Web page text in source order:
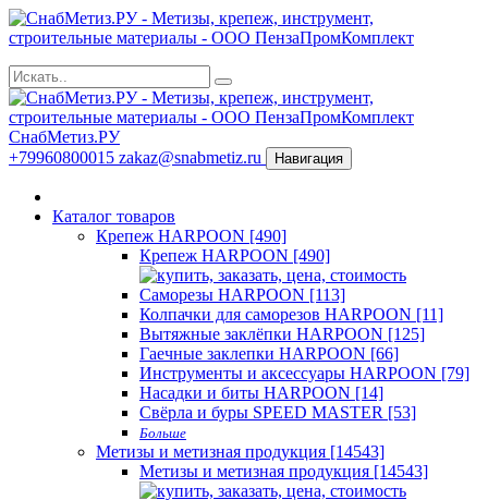
СнабМетиз.РУ
+79960800015 zakaz@snabmetiz.ru Навигация
Каталог товаров
Крепеж HARPOON [490]
Крепеж HARPOON [490]
Саморезы HARPOON [113]
Колпачки для саморезов HARPOON [11]
Вытяжные заклёпки HARPOON [125]
Гаечные заклепки HARPOON [66]
Инструменты и аксессуары HARPOON [79]
Насадки и биты HARPOON [14]
Свёрла и буры SPEED MASTER [53]
Больше
Метизы и метизная продукция [14543]
Метизы и метизная продукция [14543]